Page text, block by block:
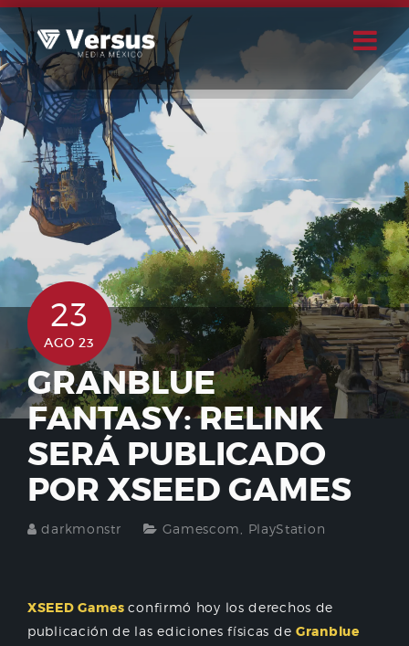
Skip
to
content
Buscar
Usuario
23
AGO 23
GRANBLUE
FANTASY: RELINK
SERÁ PUBLICADO
POR XSEED GAMES
darkmonstr Gamescom PlayStation
XSEED Gamesconfirmó hoy los derechos de
publicación de las ediciones físicas de Granblue